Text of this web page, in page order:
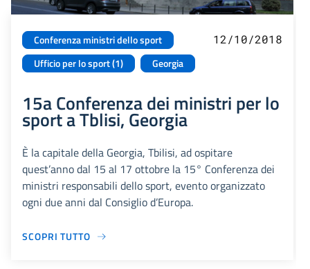
Conferenza ministri dello sport
Ufficio per lo sport (1)
Georgia
12/10/2018
15a Conferenza dei ministri per lo
sport a Tblisi, Georgia
È la capitale della Georgia, Tbilisi, ad ospitare
quest’anno dal 15 al 17 ottobre la 15° Conferenza dei
ministri responsabili dello sport, evento organizzato
ogni due anni dal Consiglio d’Europa.
SCOPRI TUTTO